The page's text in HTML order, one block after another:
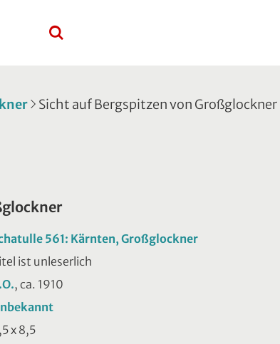
Sicht auf Bergspitzen von Großglockner
561: Kärnten, Großglockner
ist unleserlich
, ca. 1910
x 8,5